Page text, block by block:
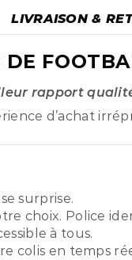
LIVRAISON &
rapport
d’achat
surprise.
choix. Police
à tous.
colis en temps